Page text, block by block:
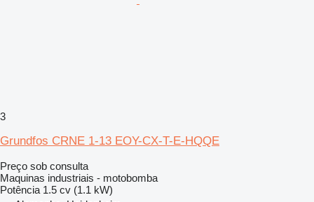
3
Grundfos CRNE 1-13 EOY-CX-T-E-HQQE
Preço sob consulta
Maquinas industriais - motobomba
Potência 1.5 cv (1.1 kW)